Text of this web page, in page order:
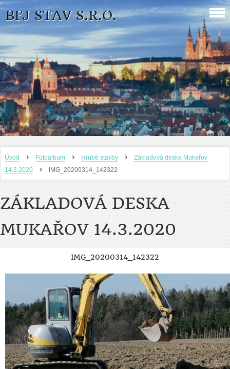
BFJ STAV S.R.O.
Úvod › Fotoalbum › Hrubé stavby ›
Základová deska Mukařov
14.3.2020
› IMG_20200314_142322
ZÁKLADOVÁ DESKA
MUKAŘOV 14.3.2020
IMG_20200314_142322